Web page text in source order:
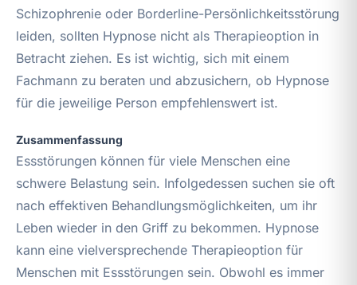
Schizophrenie oder Borderline-Persönlichkeitsstörung
leiden, sollten Hypnose nicht als Therapieoption in
Betracht ziehen. Es ist wichtig, sich mit einem
Fachmann zu beraten und abzusichern, ob Hypnose
für die jeweilige Person empfehlenswert ist.
Zusammenfassung
Essstörungen können für viele Menschen eine
schwere Belastung sein. Infolgedessen suchen sie oft
nach effektiven Behandlungsmöglichkeiten, um ihr
Leben wieder in den Griff zu bekommen. Hypnose
kann eine vielversprechende Therapieoption für
Menschen mit Essstörungen sein. Obwohl es immer